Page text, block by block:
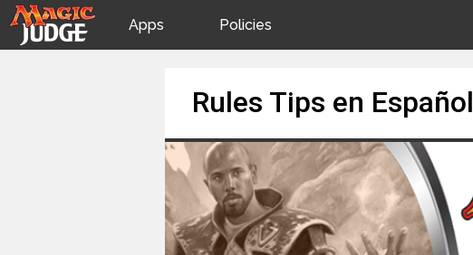
Apps
Judges
Policies
Rules Tips en Español